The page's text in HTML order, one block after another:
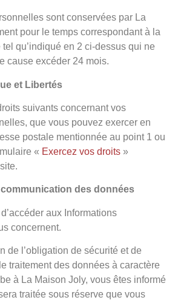
sont conservées par La
pour le temps correspondant à la
qu’indiqué en 2 ci-dessus qui ne
cause excéder 24 mois.
et Libertés
suivants concernant vos
que vous pouvez exercer en
postale mentionnée au point 1 ou
« Exercez vos droits »
communication des données
aux Informations
concernent.
de l’obligation de sécurité et de
traitement des données à caractère
à La Maison Joly, vous êtes informé
traitée sous réserve que vous